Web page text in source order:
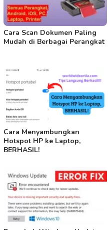
Cara Scan Dokumen Paling
Mudah di Berbagai Perangkat
Cara Menyambungkan
Hotspot HP ke Laptop,
BERHASIL!